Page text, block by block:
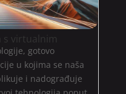
s virtualnim
gotovo
u kojima se naša
i nadograđuje